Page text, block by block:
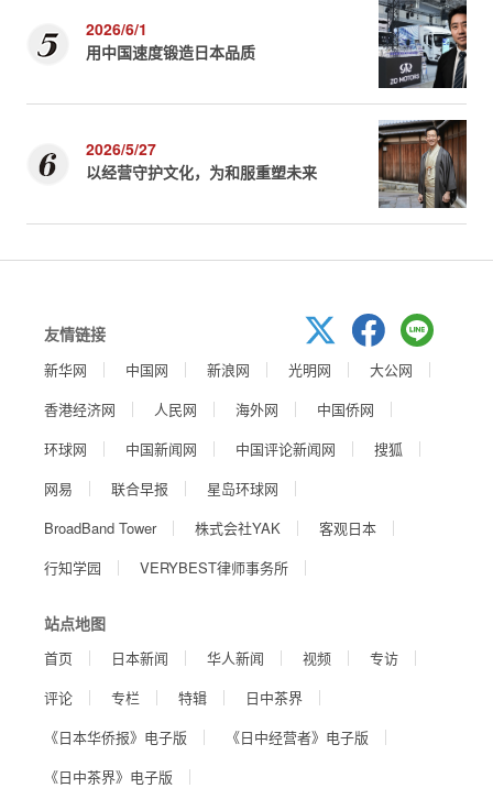
2026/6/1
用中国速度锻造日本品质
2026/5/27
以经营守护文化，为和服重塑未来
友情链接
新华网 中国网 新浪网 光明网
大公网
香港经济网
人民网 海外网
中国侨网
环球网
中国新闻网 中国评论新闻网
搜狐
网易
联合早报
星岛环球网
BroadBand Tower
株式会社YAK
客观日本
行知学园
VERYBEST律师事务所
站点地图
首页 日本新闻 华人新闻 视频
专访
评论
专栏 特辑
日中茶界
《日本华侨报》电子版
《日中经营者》电子版
《日中茶界》电子版